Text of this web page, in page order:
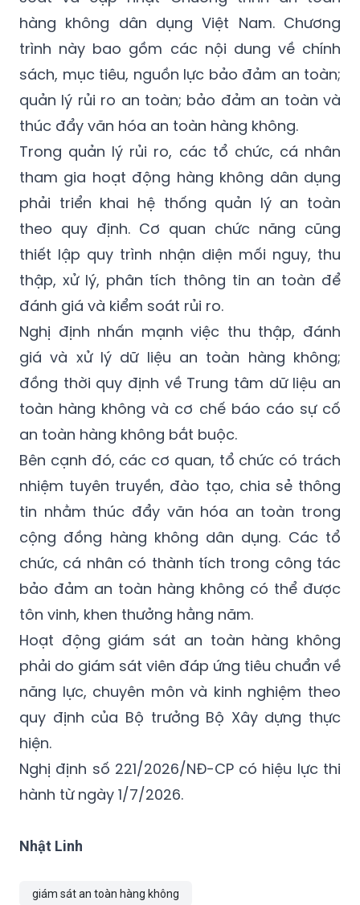
hàng không dân dụng Việt Nam. Chương
trình này bao gồm các nội dung về chính
sách, mục tiêu, nguồn lực bảo đảm an toàn;
quản lý rủi ro an toàn; bảo đảm an toàn và
thúc đẩy văn hóa an toàn hàng không.
Trong quản lý rủi ro, các tổ chức, cá nhân
tham gia hoạt động hàng không dân dụng
phải triển khai hệ thống quản lý an toàn
theo quy định. Cơ quan chức năng cũng
thiết lập quy trình nhận diện mối nguy, thu
thập, xử lý, phân tích thông tin an toàn để
đánh giá và kiểm soát rủi ro.
Nghị định nhấn mạnh việc thu thập, đánh
giá và xử lý dữ liệu an toàn hàng không;
đồng thời quy định về Trung tâm dữ liệu an
toàn hàng không và cơ chế báo cáo sự cố
an toàn hàng không bắt buộc.
Bên cạnh đó, các cơ quan, tổ chức có trách
nhiệm tuyên truyền, đào tạo, chia sẻ thông
tin nhằm thúc đẩy văn hóa an toàn trong
cộng đồng hàng không dân dụng. Các tổ
chức, cá nhân có thành tích trong công tác
bảo đảm an toàn hàng không có thể được
tôn vinh, khen thưởng hằng năm.
Hoạt động giám sát an toàn hàng không
phải do giám sát viên đáp ứng tiêu chuẩn về
năng lực, chuyên môn và kinh nghiệm theo
quy định của Bộ trưởng Bộ Xây dựng thực
hiện.
Nghị định số 221/2026/NĐ-CP có hiệu lực thi
hành từ ngày 1/7/2026.
Nhật Linh
giám sát an toàn hàng không